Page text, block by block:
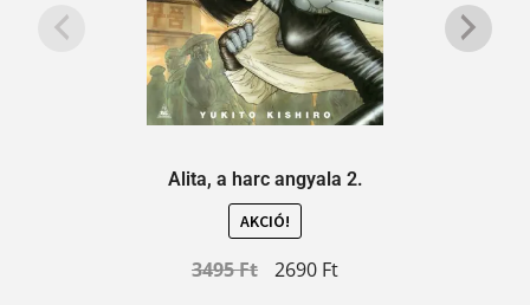
Alita, a harc angyala 2.
AKCIÓ!
3495Ft 2690 Ft